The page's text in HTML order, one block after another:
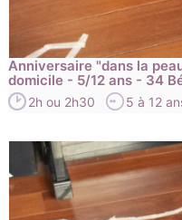
Anniversaire "dans la
domicile - 5/12 ans - 34
2h ou 2h30 5 à 12